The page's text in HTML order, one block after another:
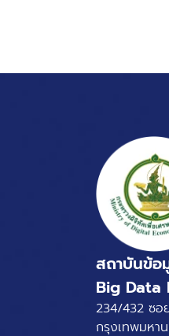
สถาบันข้อ
Big Data
234/432 ซอ
กรุงเทพมหา